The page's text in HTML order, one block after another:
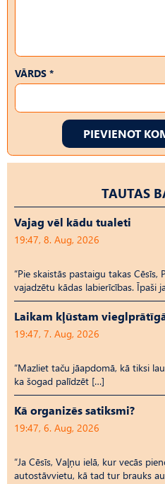
VĀRDS *
PIEVIENOT
TAUTAS
Vajag vēl kādu tualeti
19:47, 8. Aug, 2026
“Pie skaistās pastaigu takas
vajadzētu kādas labierīcības. Īpaši
Laikam kļūstam
19:47, 7. Aug, 2026
“Mazliet taču jāapdomā, kā tiksi
ka šogad palīdzēt […]
Kā organizēs satiksmi?
19:47, 6. Aug, 2026
“Ja Cēsīs, Vaļņu ielā, kur vecās
autostāvvietu, kā tad tur brauks